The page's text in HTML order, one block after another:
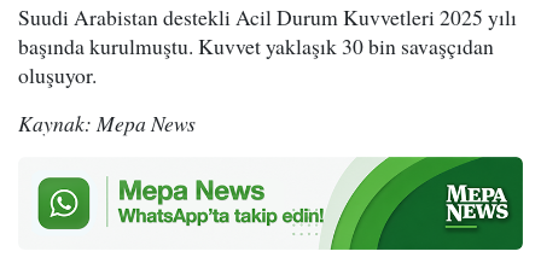
Suudi Arabistan destekli Acil Durum Kuvvetleri 2025 yılı
başında kurulmuştu. Kuvvet yaklaşık 30 bin savaşçıdan
oluşuyor.
Kaynak: Mepa News